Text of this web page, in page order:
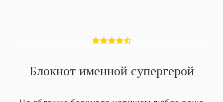
Блокнот именной супергерой